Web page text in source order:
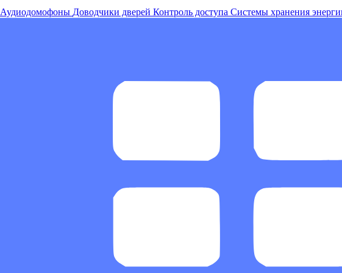
Аудиодомофоны Доводчики дверей Контроль доступа Системы хранения